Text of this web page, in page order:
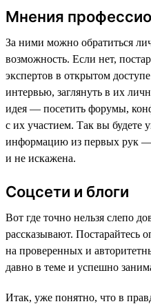
Мнения
За ними можно обратиться
возможность. Если нет,
экспертов в открытом
интервью, заглянуть в их
идея — посетить форумы,
с их участием. Так вы будете
информацию из первых рук —
и не искажена.
Соцсети и блоги
Вот где точно нельзя слепо
рассказывают. Постарайтесь
на проверенных и
давно в теме и успешно
Итак, уже понятно, что в